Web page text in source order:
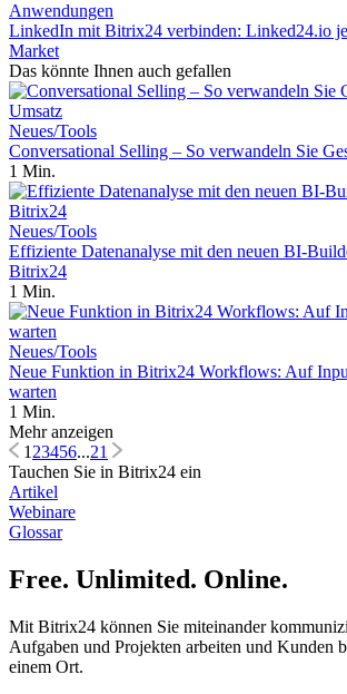
Anwendungen
LinkedIn mit Bitrix24 verbinden: Linked24.io
Market
Das könnte Ihnen auch gefallen
Neues/Tools
Conversational Selling – So verwandeln Sie
1 Min.
Neues/Tools
Effiziente Datenanalyse mit den neuen BI-
Bitrix24
1 Min.
Neues/Tools
Neue Funktion in Bitrix24 Workflows: Auf
warten
1 Min.
Mehr anzeigen
123456...21
Tauchen Sie in Bitrix24 ein
Artikel
Webinare
Glossar
Free. Unlimited. Online.
Mit Bitrix24 können Sie miteinander
Aufgaben und Projekten arbeiten und Kunden
einem Ort.